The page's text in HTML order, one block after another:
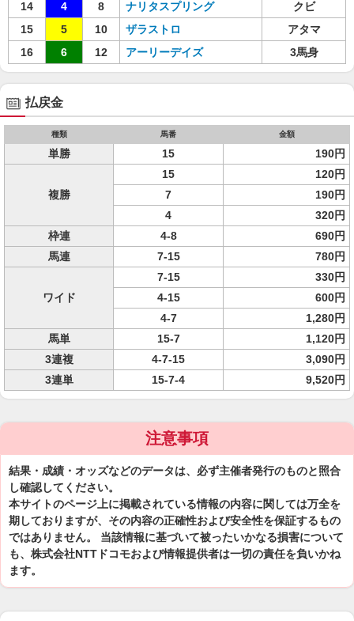
14
4 8 ナリタスプリング
クビ
15
5 10 ザラストロ
アタマ
16
6 12 アーリーデイズ 3馬身
払戻金
種類 馬番 金額
単勝 15 190円
複勝
15
120円
7
190円
4
320円
枠連
4-8
690円
馬連
7-15 780円
ワイド
7-15
330円
4-15
600円
4-7
1,280円
馬単
15-7
1,120円
3連複
4-7-15
3,090円
3連単
15-7-4 9,520円
注意事項
結果・成績・オッズなどのデータは、必ず主催者発行のものと照合
し確認してください。
本サイトのページ上に掲載されている情報の内容に関しては万全を
期しておりますが、その内容の正確性および安全性を保証するもの
ではありません。 当該情報に基づいて被ったいかなる損害について
も、株式会社NTTドコモおよび情報提供者は一切の責任を負いかね
ます。